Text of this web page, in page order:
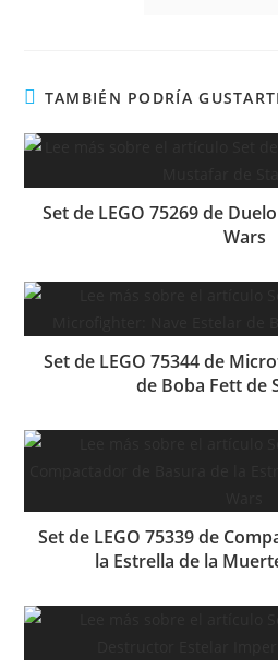
TAMBIÉN PODRÍA
Set de LEGO 75269 de
Wars
Set de LEGO 75344 de
de Boba Fett de
Set de LEGO 75339 de
la Estrella de la